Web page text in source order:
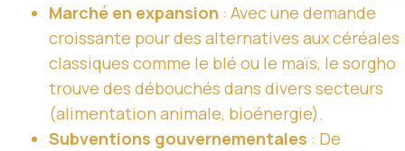
Marché en expansion : Avec une demande
croissante pour des alternatives aux céréales
classiques comme le blé ou le maïs, le sorgho
trouve des débouchés dans divers secteurs
(alimentation animale, bioénergie).
Subventions gouvernementales : De